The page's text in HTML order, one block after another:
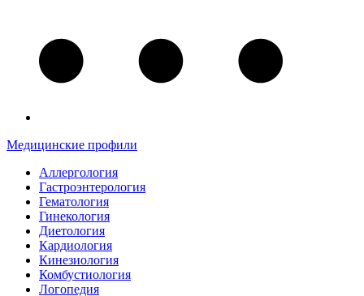
Медицинские профили
Аллергология
Гастроэнтерология
Гематология
Гинекология
Диетология
Кардиология
Кинезиология
Комбустиология
Логопедия